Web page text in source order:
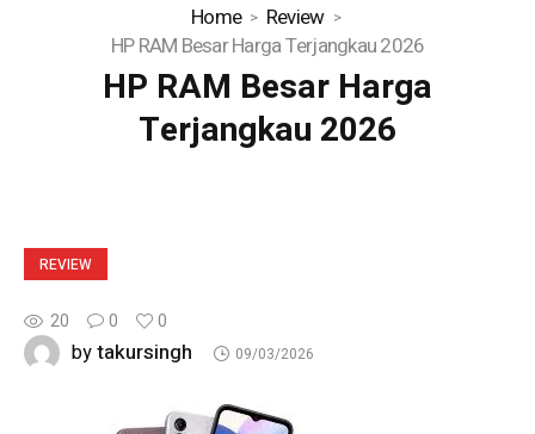
Home
Review
HP RAM Besar Harga Terjangkau 2026
HP RAM Besar Harga
Terjangkau 2026
REVIEW
20 0 0
bytakursingh 09/03/2026